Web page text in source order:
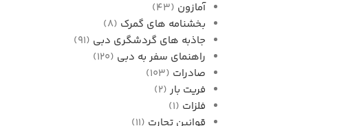
آمازون (43)
بخشنامه های گمرک (8)
جاذبه های گردشگری دبی (91)
راهنمای سفر به دبی (120)
صادرات (103)
فریت بار (2)
فلزات (1)
قوانین تجارت (11)